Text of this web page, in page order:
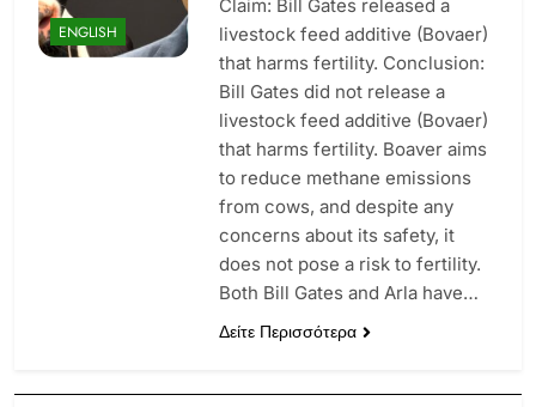
ENGLISH
Claim: Bill Gates released a
livestock feed additive (Bovaer)
that harms fertility. Conclusion:
Bill Gates did not release a
livestock feed additive (Bovaer)
that harms fertility. Boaver aims
to reduce methane emissions
from cows, and despite any
concerns about its safety, it
does not pose a risk to fertility.
Both Bill Gates and Arla have…
Δείτε Περισσότερα